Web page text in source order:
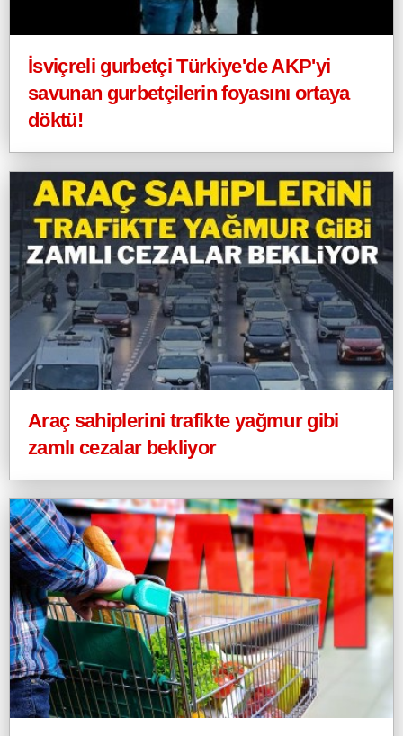
İsviçreli gurbetçi Türkiye'de AKP'yi
savunan gurbetçilerin foyasını ortaya
döktü!
Araç sahiplerini trafikte yağmur gibi
zamlı cezalar bekliyor